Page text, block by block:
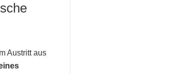
Austritt aus